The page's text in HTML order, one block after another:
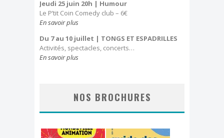
Jeudi 25 juin 20h | Humour
Le P’tit Coin Comedy club – 6€
En savoir plus
Du 7 au 10 juillet | TONGS ET ESPADRILLES
Activités, spectacles, concerts…
En savoir plus
NOS BROCHURES